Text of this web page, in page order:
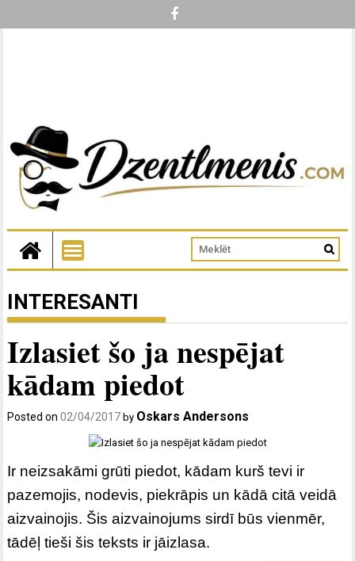
INTERESANTI
Izlasiet šo ja nespējat
kādam piedot
Posted on02/04/2017 by Oskars Andersons
Ir neizsakāmi grūti piedot, kādam kurš tevi ir
pazemojis, nodevis, piekrāpis un kādā citā veidā
aizvainojis. Šis aizvainojums sirdī būs vienmēr,
tādēļ tieši šis teksts ir jāizlasa.